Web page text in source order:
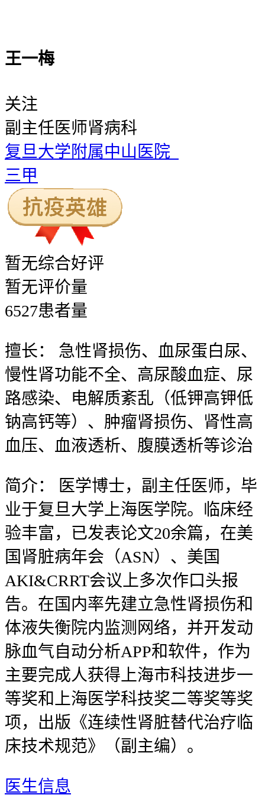
王一梅
关注
副主任医师肾病科
复旦大学附属中山医院
三甲
暂无综合好评
暂无评价量
6527患者量
擅长：
急性肾损伤、血尿蛋白尿、
慢性肾功能不全、高尿酸血症、尿
路感染、电解质紊乱（低钾高钾低
钠高钙等）、肿瘤肾损伤、肾性高
血压、血液透析、腹膜透析等诊治
简介：
医学博士，副主任医师，毕
业于复旦大学上海医学院。临床经
验丰富，已发表论文20余篇，在美
国肾脏病年会（ASN）、美国
AKI&CRRT会议上多次作口头报
告。在国内率先建立急性肾损伤和
体液失衡院内监测网络，并开发动
脉血气自动分析APP和软件，作为
主要完成人获得上海市科技进步一
等奖和上海医学科技奖二等奖等奖
项，出版《连续性肾脏替代治疗临
床技术规范》（副主编）。
医生信息